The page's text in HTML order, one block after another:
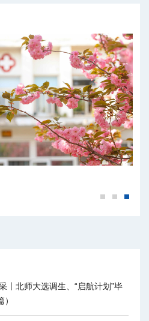
丨北师大选调生、“启航计划”毕